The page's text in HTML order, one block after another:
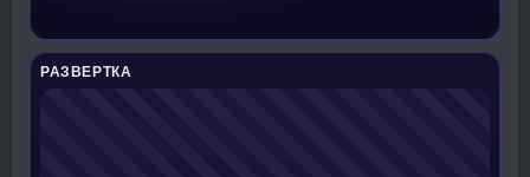
РАЗВЕРТКА